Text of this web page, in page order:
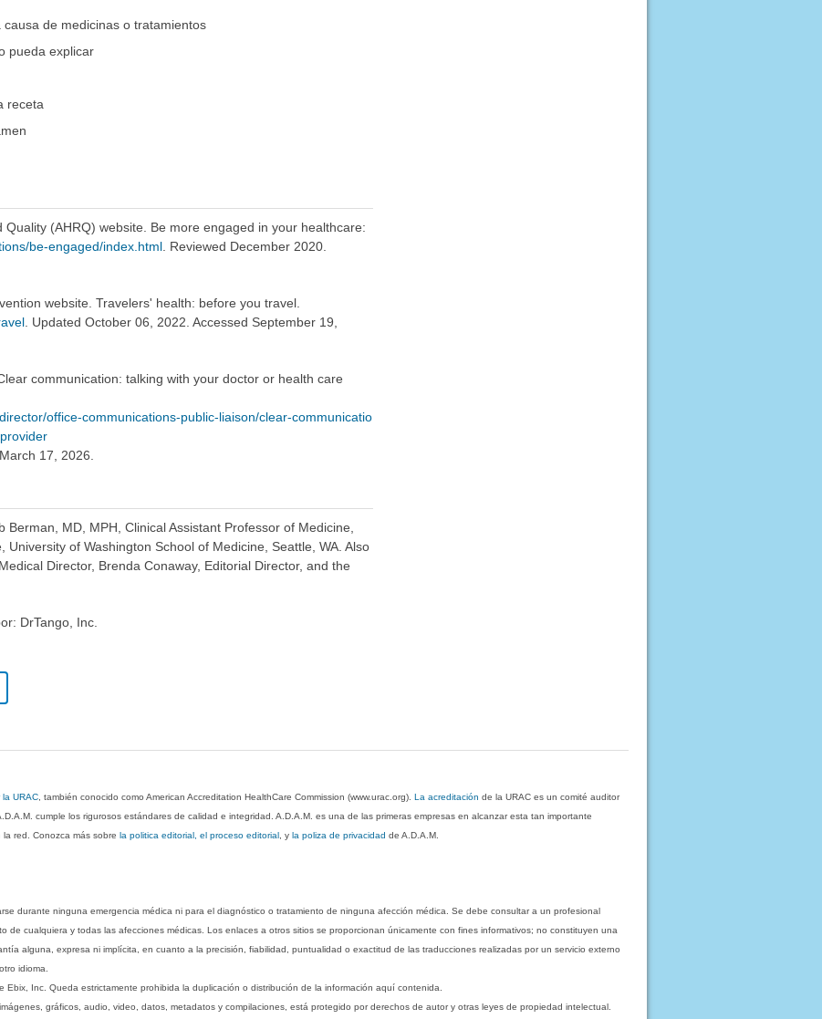
de medicinas o tratamientos
pueda explicar
receta
(AHRQ) website. Be more engaged in your healthcare:
be-engaged/index.html. Reviewed December 2020.
website. Travelers' health: before you travel.
. Updated October 06, 2022. Accessed September 19,
communication: talking with your doctor or health care
office-communications-public-liaison/clear-communicatio
17, 2026.
MD, MPH, Clinical Assistant Professor of Medicine,
University of Washington School of Medicine, Seattle, WA. Also
Director, Brenda Conaway, Editorial Director, and the
DrTango, Inc.
URAC , también conocido como American Accreditation HealthCare Commission (www.urac.org).La acreditación de la URAC es un comité auditor
cumple los rigurosos estándares de calidad e integridad. A.D.A.M. es una de las primeras empresas en alcanzar esta tan importante
la red. Conozca más sobrela politica editorial, el proceso editorial , yla poliza de privacidad de A.D.A.M.
durante ninguna emergencia médica ni para el diagnóstico o tratamiento de ninguna afección médica. Se debe consultar a un profesional
de cualquiera y todas las afecciones médicas. Los enlaces a otros sitios se proporcionan únicamente con fines informativos; no constituyen una
alguna, expresa ni implícita, en cuanto a la precisión, fiabilidad, puntualidad o exactitud de las traducciones realizadas por un servicio externo
idioma.
Inc. Queda estrictamente prohibida la duplicación o distribución de la información aquí contenida.
gráficos, audio, video, datos, metadatos y compilaciones, está protegido por derechos de autor y otras leyes de propiedad intelectual.